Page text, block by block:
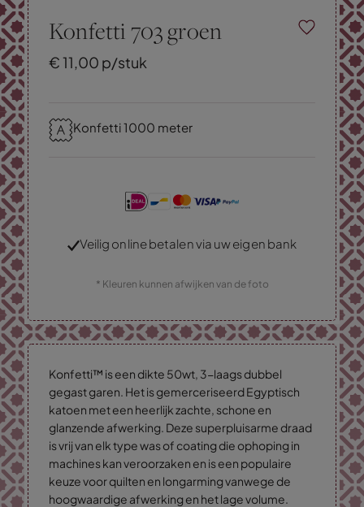
Konfetti 703 groen
€11,00 p/stuk
Konfetti 1000 meter
Veilig online betalen via uw eigen bank
* Kleuren kunnen afwijken van de foto
Konfetti™ is een dikte 50wt, 3-laags dubbel
gegast garen. Het is gemerceriseerd Egyptisch
katoen met een heerlijk zachte, schone en
glanzende afwerking. Deze superpluisarme draad
is vrij van elk type was of coating die ophoping in
machines kan veroorzaken en is een populaire
keuze voor quilten en longarming vanwege de
hoogwaardige afwerking en het lage volume.